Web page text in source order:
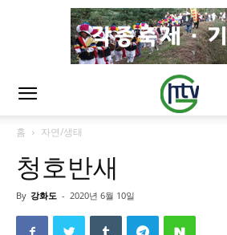
홈 자연/생태
청호반새
By 강화도 - 2020년 6월 10일